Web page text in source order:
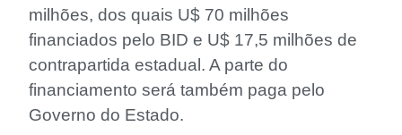
milhões, dos quais U$ 70 milhões
financiados pelo BID e U$ 17,5 milhões de
contrapartida estadual. A parte do
financiamento será também paga pelo
Governo do Estado.